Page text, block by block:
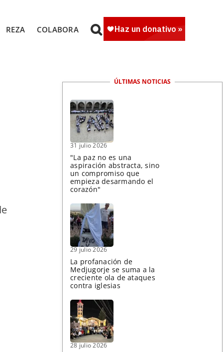
REZA COLABORA
ÚLTIMAS NOTICIAS
31 julio 2026
"La paz no es una
aspiración abstracta, sino
un compromiso que
empieza desarmando el
corazón"
29 julio 2026
La profanación de
Medjugorje se suma a la
creciente ola de ataques
contra iglesias
28 julio 2026